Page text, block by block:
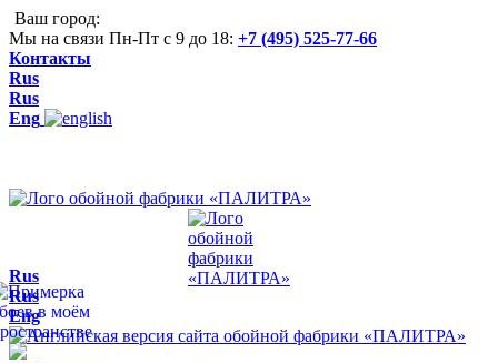
Ваш город:
Мы на связи Пн-Пт с 9 до 18: +7 (495) 525-77-66
Контакты
Rus
Rus
Eng
Rus
Rus
Eng